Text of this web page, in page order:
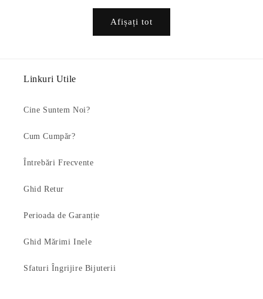
Afișați tot
Linkuri Utile
Cine Suntem Noi?
Cum Cumpăr?
Întrebări Frecvente
Ghid Retur
Perioada de Garanție
Ghid Mărimi Inele
Sfaturi Îngrijire Bijuterii